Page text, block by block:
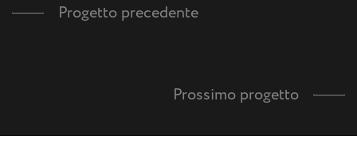
Progetto precedente
Prossimo progetto